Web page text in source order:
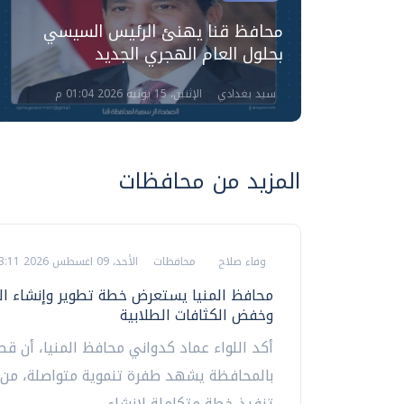
محافظ قنا يهنئ الرئيس السيسي
بحلول العام الهجري الجديد
سيد بغدادي الإثنين، 15 يونيه 2026 01:04 م
المزيد من محافظات
وفاء صلاح محافظات الأحد، 09 اغسطس 2026 03:11 م
محافظ المنيا يستعرض خطة تطوير وإنشاء
وخفض الكثافات الطلابية
أكد اللواء عماد كدواني محافظ المنيا، أن
بالمحافظة يشهد طفرة تنموية متواصلة،